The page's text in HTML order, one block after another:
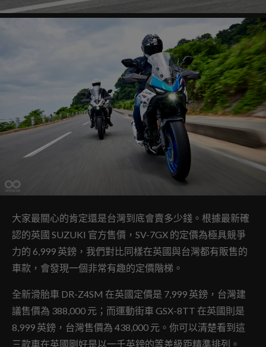
大家最關心的肯定還是台灣到底會賣多少錢。根據最新確
認的英國 SUZUKI 官方售價，SV-7GX 的定價為極具競爭
力的 6,999 英鎊，我們對比同樣在英國與台灣都有販售的
車款，會發現一個非常有趣的定價階梯。
全新滑胎車 DR-Z4SM 在英國定價是 7,999 英鎊，台灣建
議售價為 388,000 元；而運動街車 GSX-8TT 在英國則是
8,999 英鎊，台灣售價為 438,000 元。你可以清楚看到這
三款車在英國剛好是以一千英鎊的等差級距精準排列。